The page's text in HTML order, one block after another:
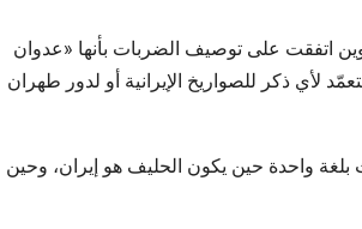
اتفقت على توصيف الضربات بأنها «عدوان
لأي ذكر للصواريخ الإيرانية أو لدور طهران
بلغة واحدة حين يكون الحليف هو إيران، وحين